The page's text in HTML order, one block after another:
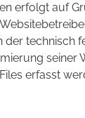
erfolgt auf
der technisch
seiner
erfasst